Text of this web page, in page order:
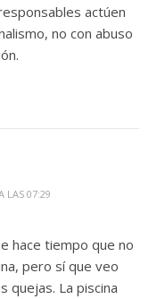
actúen
no con abuso
LAS 07:29
hace tiempo que no
pero sí que veo
quejas. La piscina